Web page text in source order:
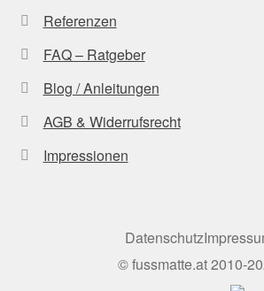
Referenzen
FAQ – Ratgeber
Blog / Anleitungen
AGB & Widerrufsrecht
Impressionen
Datenschutz
©fussmatte.at2010-